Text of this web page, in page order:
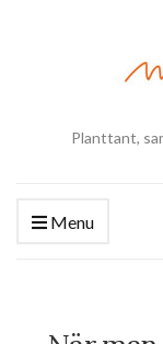
Planttant,
Menu